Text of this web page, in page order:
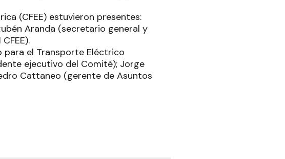
(CFEE) estuvieron presentes:
Aranda (secretario general y
para el Transporte Eléctrico
ejecutivo del Comité); Jorge
Cattaneo (gerente de Asuntos